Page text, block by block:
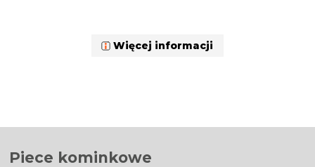
Więcej informacji
Piece kominkowe